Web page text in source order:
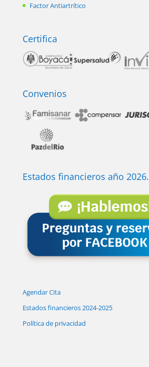
Factor Antiartrítico
Certifica
Convenios
Estados financieros año 2026.
Agendar Cita
Estados financieros 2024-2025
Política de privacidad